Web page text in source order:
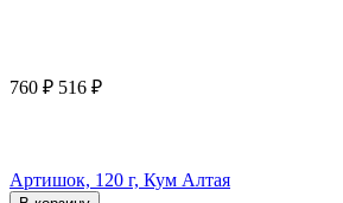
760 ₽ 516 ₽
Артишок, 120 г, Кум Алтая